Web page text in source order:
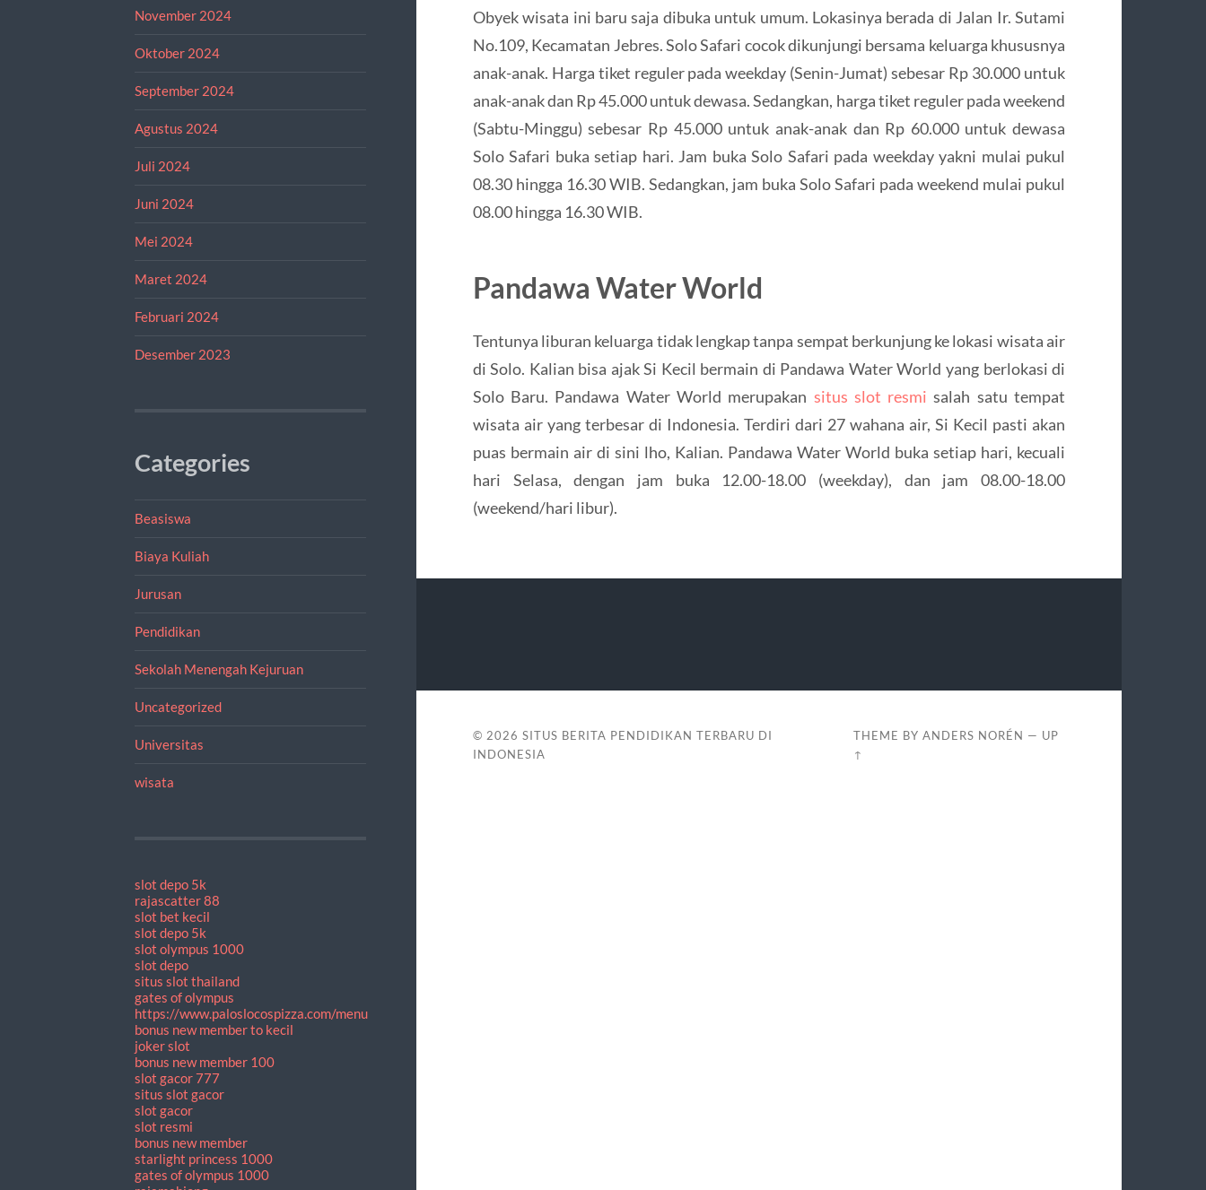
November 2024
Oktober 2024
September 2024
Agustus 2024
Juli 2024
Juni 2024
Mei 2024
Maret 2024
Februari 2024
Desember 2023
Categories
Beasiswa
Biaya Kuliah
Jurusan
Pendidikan
Sekolah Menengah Kejuruan
Uncategorized
Universitas
wisata
slot depo 5k
rajascatter 88
slot bet kecil
slot depo 5k
slot olympus 1000
slot depo
situs slot thailand
gates of olympus
https://www.paloslocospizza.com/menu
bonus new member to kecil
joker slot
bonus new member 100
slot gacor 777
situs slot gacor
slot gacor
slot resmi
bonus new member
starlight princess 1000
gates of olympus 1000
Obyek wisata ini baru saja dibuka untuk umum. Lokasinya berada di Jalan Ir. Sutami
No.109, Kecamatan Jebres. Solo Safari cocok dikunjungi bersama keluarga khususnya
anak-anak. Harga tiket reguler pada weekday (Senin-Jumat) sebesar Rp 30.000 untuk
anak-anak dan Rp 45.000 untuk dewasa. Sedangkan, harga tiket reguler pada weekend
(Sabtu-Minggu) sebesar Rp 45.000 untuk anak-anak dan Rp 60.000 untuk dewasa
Solo Safari buka setiap hari. Jam buka Solo Safari pada weekday yakni mulai pukul
08.30 hingga 16.30 WIB. Sedangkan, jam buka Solo Safari pada weekend mulai pukul
08.00 hingga 16.30 WIB.
Pandawa Water World
Tentunya liburan keluarga tidak lengkap tanpa sempat berkunjung ke lokasi wisata air
di Solo. Kalian bisa ajak Si Kecil bermain di Pandawa Water World yang berlokasi di
Solo Baru. Pandawa Water World merupakan situs slot resmi salah satu tempat
wisata air yang terbesar di Indonesia. Terdiri dari 27 wahana air, Si Kecil pasti akan
puas bermain air di sini lho, Kalian. Pandawa Water World buka setiap hari, kecuali
hari Selasa, dengan jam buka 12.00-18.00 (weekday), dan jam 08.00-18.00
(weekend/hari libur).
© 2026 SITUS BERITA PENDIDIKAN TERBARU DI
INDONESIA
THEME BYANDERS NORÉN — UP
↑